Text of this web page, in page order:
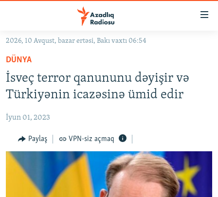
Əsas
qayıt
Əsas
naviqasiyaya
qayıt
Axtarışa
keç
KORRUPSIOMETR
#ƏSLINDƏ
FƏRQƏ BAX
QANUNI DOĞRU
ARAŞDIRMA
MULTIMEDIA
RADIO ARXIV
2026, 10 Avqust, bazar ertəsi, Bakı vaxtı 06:54
DÜNYA
İsveç terror qanununu dəyişir və
Türkiyənin icazəsinə ümid edir
İyun 01, 2023
Paylaş VPN-siz açmaq